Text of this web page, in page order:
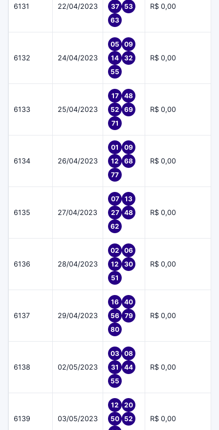
6131 22/04/2023 37
53
63
R$ 0,00
6132 24/04/2023
05
09
14
32
55
R$ 0,00
6133 25/04/2023
17
48
52
69
71
R$ 0,00
6134 26/04/2023
01
09
12
68
77
R$ 0,00
6135 27/04/2023
07
13
27
48
62
R$ 0,00
6136 28/04/2023
02
06
12
30
51
R$ 0,00
6137 29/04/2023
16
40
56
79
80
R$ 0,00
6138 02/05/2023
03
08
31
44
55
R$ 0,00
6139 03/05/2023
12
20
50
52
R$ 0,00